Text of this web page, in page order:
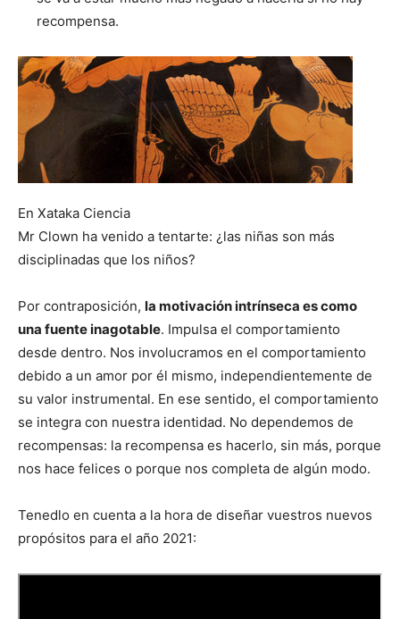
recompensa.
En Xataka Ciencia
Mr Clown ha venido a tentarte: ¿las niñas son más
disciplinadas que los niños?
Por contraposición, la motivación intrínseca es como
una fuente inagotable. Impulsa el comportamiento
desde dentro. Nos involucramos en el comportamiento
debido a un amor por él mismo, independientemente de
su valor instrumental. En ese sentido, el comportamiento
se integra con nuestra identidad. No dependemos de
recompensas: la recompensa es hacerlo, sin más, porque
nos hace felices o porque nos completa de algún modo.
Tenedlo en cuenta a la hora de diseñar vuestros nuevos
propósitos para el año 2021: